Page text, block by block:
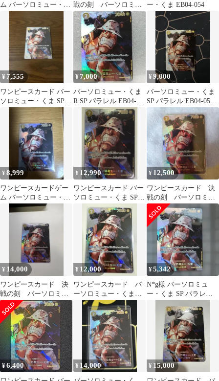
ム バーソロミュー・く
戦の刻 バーソロミュ
ー・くま SP
ー・くま EB04-054
¥ 7,555
ワンピースカード バー
ソロミュー・くま SP
EB04-054
¥ 7,000
バーソロミュー・くま
R SP パラレル EB04-
054 決戦の刻
¥9,000
バーソロミュー・くま
SP パラレル EB04-054
¥8,999
ワンピースカードゲー
ム バーソロミュー・く
ま SP
¥ 12,990
ワンピースカード バー
ソロミュー・くま SP
決戦の刻
¥ 12,500
ワンピースカード 決
戦の刻 バーソロミュ
ー・くま SP
¥ 14,000
ワンピースカード 決
戦の刻 バーソロミュ
ー・くま SP
¥ 12,000
ワンピースカード バ
ーソロミュー・くま
SP EB04-054
¥5,342
N*g様 バーソロミュ
ー・くま SP パラレル
¥6,400 ¥ 14,000 ¥ 15,000